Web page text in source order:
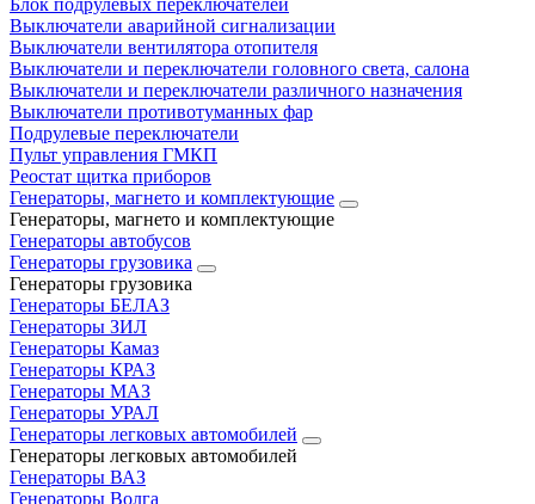
Блок подрулевых переключателей
Выключатели аварийной сигнализации
Выключатели вентилятора отопителя
Выключатели и переключатели головного света, салона
Выключатели и переключатели различного назначения
Выключатели противотуманных фар
Подрулевые переключатели
Пульт управления ГМКП
Реостат щитка приборов
Генераторы, магнето и комплектующие
Генераторы, магнето и комплектующие
Генераторы автобусов
Генераторы грузовика
Генераторы грузовика
Генераторы БЕЛАЗ
Генераторы ЗИЛ
Генераторы Камаз
Генераторы КРАЗ
Генераторы МАЗ
Генераторы УРАЛ
Генераторы легковых автомобилей
Генераторы легковых автомобилей
Генераторы ВАЗ
Генераторы Волга